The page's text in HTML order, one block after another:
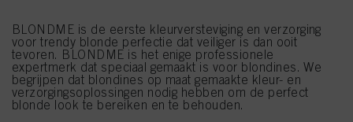
BLONDME is de eerste kleurversteviging en verzorging
voor trendy blonde perfectie dat veiliger is dan ooit
tevoren. BLONDME is het enige professionele
expertmerk dat speciaal gemaakt is voor blondines. We
begrijpen dat blondines op maat gemaakte kleur- en
verzorgingsoplossingen nodig hebben om de perfect
blonde look te bereiken en te behouden.